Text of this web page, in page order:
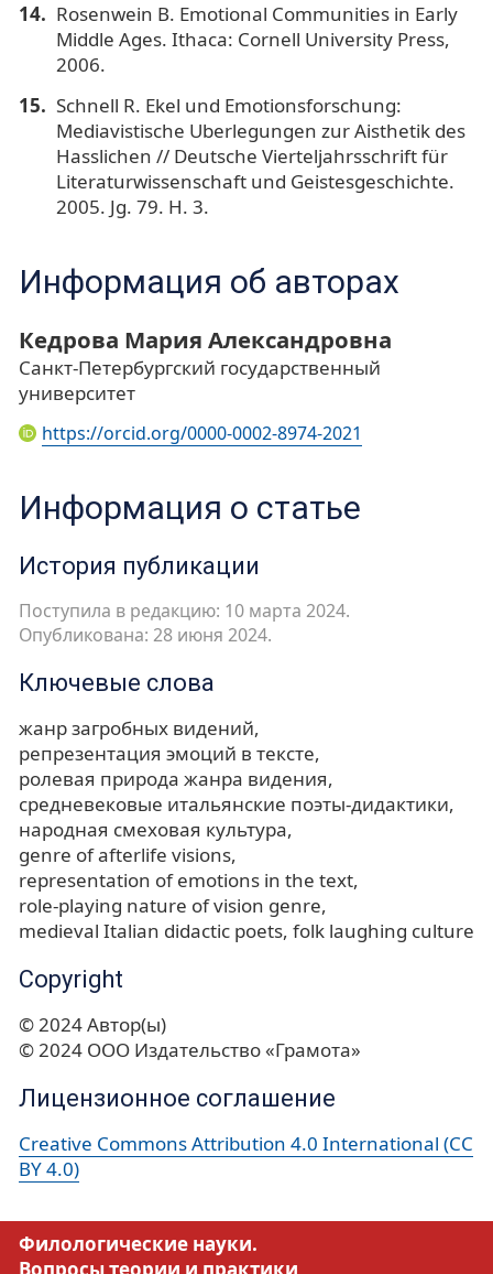
Rosenwein B. Emotional Communities in Early
Middle Ages. Ithaca: Cornell University Press,
2006.
Schnell R. Ekel und Emotionsforschung:
Mediavistische Uberlegungen zur Aisthetik des
Hasslichen // Deutsche Vierteljahrsschrift für
Literaturwissenschaft und Geistesgeschichte.
2005. Jg. 79. H. 3.
Информация об авторах
Кедрова Мария Александровна
Санкт-Петербургский государственный
университет
https://orcid.org/0000-0002-8974-2021
Информация о статье
История публикации
Поступила в редакцию: 10 марта 2024.
Опубликована: 28 июня 2024.
Ключевые слова
жанр загробных видений
репрезентация эмоций в тексте
ролевая природа жанра видения
средневековые итальянские поэты-дидактики
народная смеховая культура
genre of afterlife visions
representation of emotions in the text
role-playing nature of vision genre
medieval Italian didactic poets folk laughing culture
Copyright
© 2024 Автор(ы)
© 2024 ООО Издательство «Грамота»
Лицензионное соглашение
Creative Commons Attribution 4.0 International (CC
BY 4.0)
Филологические науки.
Вопросы теории и практики